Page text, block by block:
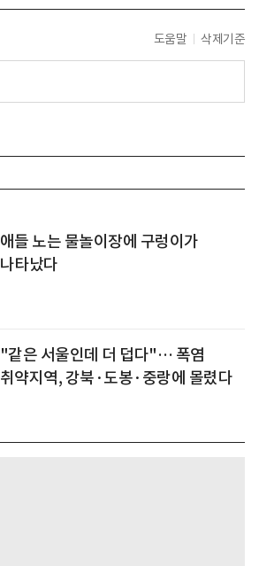
도움말 삭제기준
애들 노는 물놀이장에 구렁이가
나타났다
"같은 서울인데 더 덥다"… 폭염
취약지역, 강북·도봉·중랑에 몰렸다